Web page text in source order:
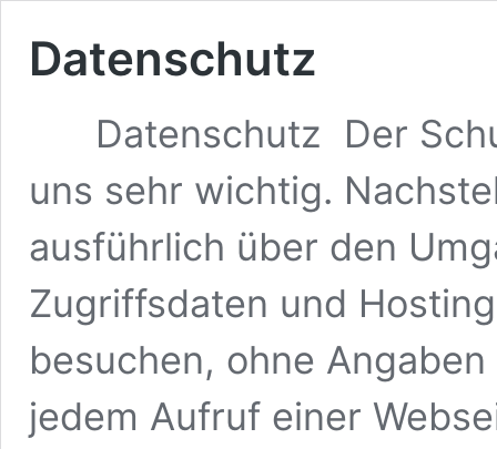
Datenschutz
Datenschutz Der
uns sehr wichtig.
ausführlich über den
Zugriffsdaten und
besuchen, ohne
jedem Aufruf einer